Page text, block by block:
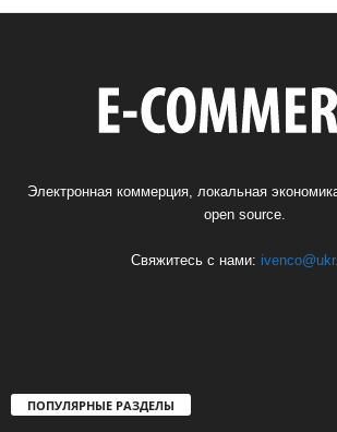
Электронная коммерция, локальная
open source.
Свяжитесь с нами:
ПОПУЛЯРНЫЕ РАЗДЕЛЫ